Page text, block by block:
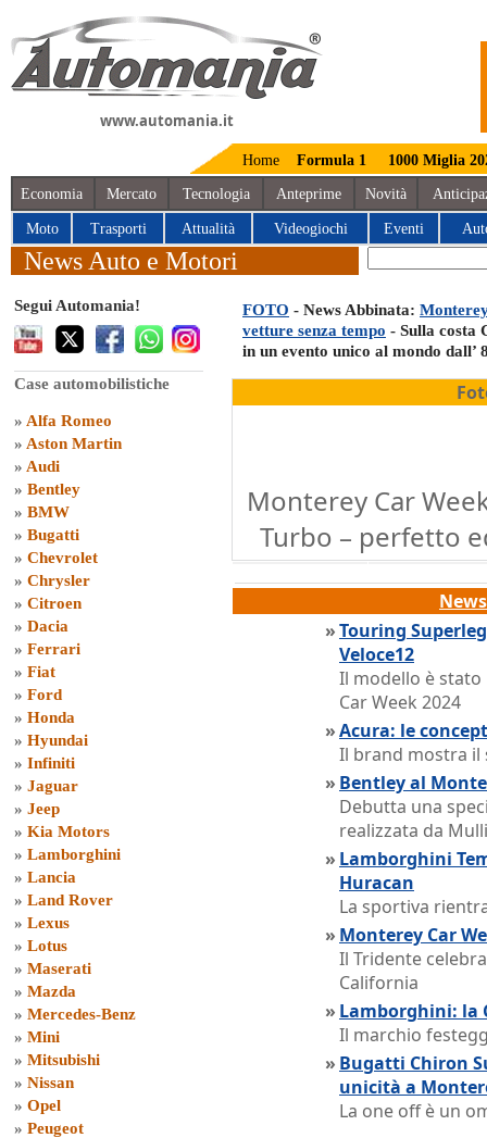
www.automania.it
Home Formula 1 1000 Miglia
Economia Mercato Tecnologia Anteprime Novità
Moto Trasporti Attualità Videogiochi Eventi
News Auto e Motori
Segui Automania!
Case automobilistiche
» Alfa Romeo
» Aston Martin
» Audi
» Bentley
» BMW
» Bugatti
» Chevrolet
» Chrysler
» Citroen
» Dacia
» Ferrari
» Fiat
» Ford
» Honda
» Hyundai
» Infiniti
» Jaguar
» Jeep
» Kia Motors
» Lamborghini
» Lancia
» Land Rover
» Lexus
» Lotus
» Maserati
» Mazda
» Mercedes-Benz
» Mini
» Mitsubishi
» Nissan
» Opel
» Peugeot
FOTO - News Abbinata:
vetture senza tempo - Sulla costa
in un evento unico al mondo dall’
Monterey Car
Turbo – perfetto
»Touring
Veloce12
Il modello è
Car Week 2024
»Acura: le
Il brand mostra
» Bentley al
Debutta una
realizzata da
» Lamborghini
Huracan
La sportiva
» Monterey Car
Il Tridente
California
» Lamborghini: la
Il marchio
» Bugatti Chiron
unicità a
La one off è un